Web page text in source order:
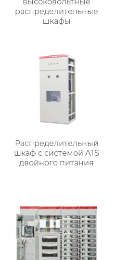
распределительные
шкафы
Распределительный
шкаф с системой ATS
двойного питания